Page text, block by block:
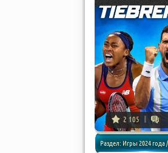
2 105
Раздел: Игры 2024 года /